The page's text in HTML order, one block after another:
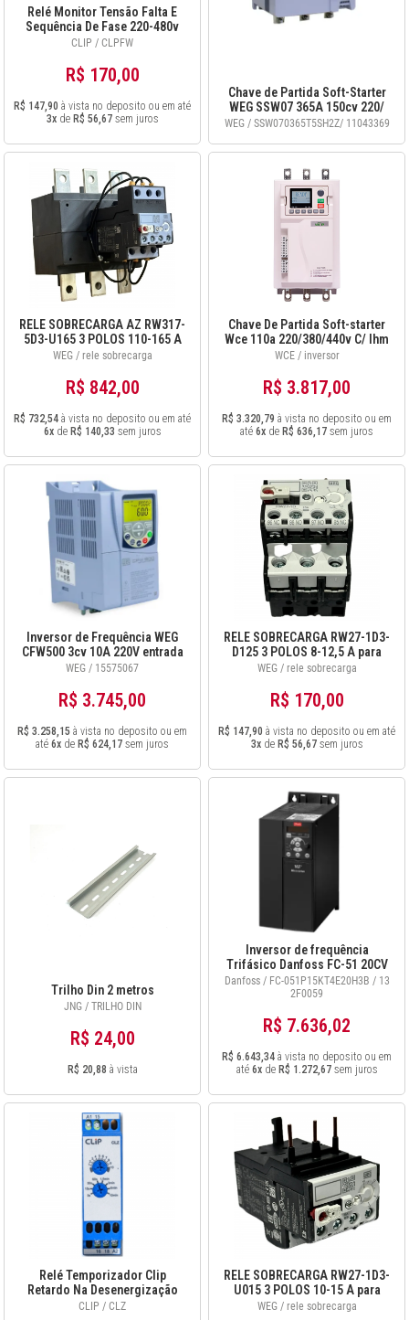
Relé Monitor Tensão Falta E
Sequência De Fase 220-480v
Clpfw 220/480v
CLIP / CLPFW
R$ 170,00
R$ 147,90 à vista no deposito ou em até
3xde R$ 56,67sem juros
Chave de Partida Soft-Starter
WEG SSW07 365A 150cv 220/
250cv 380v cód 11043369
WEG / SSW070365T5SH2Z/ 11043369
RELE SOBRECARGA AZ RW317-
5D3-U165 3 POLOS 110-165 A
CWB150-225
WEG / rele sobrecarga
R$ 842,00
R$ 732,54 à vista no deposito ou em até
6xde R$ 140,33 sem juros
Chave De Partida Soft-starter
Wce 110a 220/380/440v C/ Ihm
WCE / inversor
R$ 3.817,00
R$ 3.320,79 à vista no deposito ou em
até 6x de R$ 636,17 sem juros
Inversor de Frequência WEG
CFW500 3cv 10A 220V entrada
Mono/Trif saida trif 15575067
WEG / 15575067
R$ 3.745,00
R$ 3.258,15 à vista no deposito ou em
até 6x de R$ 624,17 sem juros
RELE SOBRECARGA RW27-1D3-
D125 3 POLOS 8-12,5 A para
CWM9-40
WEG / rele sobrecarga
R$ 170,00
R$ 147,90 à vista no deposito ou em até
3xde R$ 56,67sem juros
Trilho Din 2 metros
JNG / TRILHO DIN
R$ 24,00
R$ 20,88 à vista
Inversor de frequência
Trifásico Danfoss FC-51 20CV
380/440V 15KW 31A COM IHM -
132F0059
Danfoss / FC-051P15KT4E20H3B / 13
2F0059
R$ 7.636,02
R$ 6.643,34 à vista no deposito ou em
até 6xde R$ 1.272,67sem juros
Relé Temporizador Clip
Retardo Na Desenergização
Clz 12vcc
CLIP / CLZ
RELE SOBRECARGA RW27-1D3-
U015 3 POLOS 10-15 A para
CWM9-40
WEG / rele sobrecarga